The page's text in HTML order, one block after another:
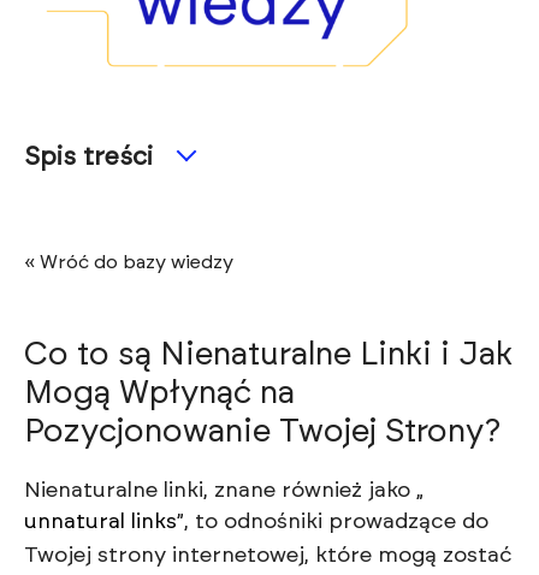
Spis treści
« Wróć do bazy wiedzy
Co to są Nienaturalne Linki i Jak
Mogą Wpłynąć na
Pozycjonowanie Twojej Strony?
Nienaturalne linki, znane również jako „
unnatural links”, to odnośniki prowadzące do
Twojej strony internetowej, które mogą zostać